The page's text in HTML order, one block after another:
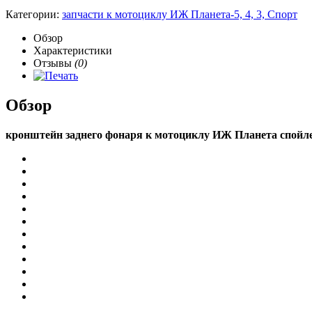
Категории: запчасти к мотоциклу ИЖ Планета-5, 4, 3, Спорт
Обзор
Характеристики
Отзывы (0)
Обзор
кронштейн заднего фонаря к мотоциклу ИЖ Планета